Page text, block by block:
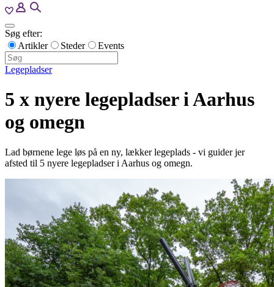
Søg efter:
Artikler
Steder Events
Legepladser
5 x nyere legepladser i Aarhus
og omegn
Lad børnene lege løs på en ny, lækker legeplads - vi guider jer
afsted til 5 nyere legepladser i Aarhus og omegn.